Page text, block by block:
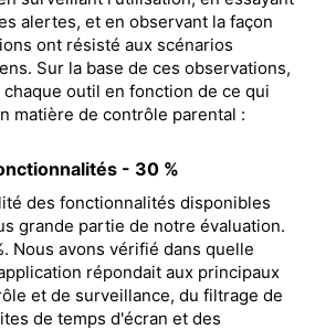
alertes, et en observant la façon
ont résisté aux scénarios
Sur la base de ces observations,
outil en fonction de ce qui
matière de contrôle parental :
- 30 %
des fonctionnalités disponibles
grande partie de notre évaluation.
Nous avons vérifié dans quelle
répondait aux principaux
et de surveillance, du filtrage de
de temps d'écran et des